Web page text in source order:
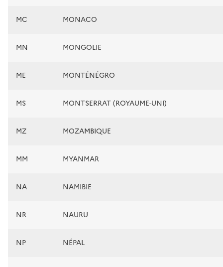
MC MONACO
MN MONGOLIE
ME MONTÉNÉGRO
MS MONTSERRAT (ROYAUME-UNI)
MZ MOZAMBIQUE
MM MYANMAR
NA NAMIBIE
NR NAURU
NP NÉPAL